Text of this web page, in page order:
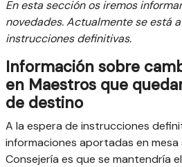
En esta sección os iremos
novedades. Actualmente se está
instrucciones definitivas.
Información sobre
en Maestros que
de destino
A la espera de instrucciones
informaciones aportadas en
Consejería es que se mantendría